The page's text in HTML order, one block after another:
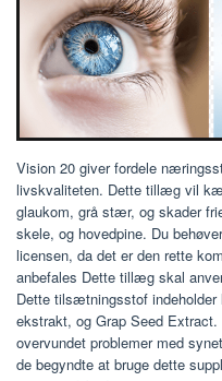
Vision 20 giver fordele
livskvaliteten. Dette tillæg vil
glaukom, grå stær, og skader
skele, og hovedpine. Du
licensen, da det er den rette
anbefales Dette tillæg skal
Dette tilsætningsstof
ekstrakt, og Grap Seed
overvundet problemer med
de begyndte at bruge dette